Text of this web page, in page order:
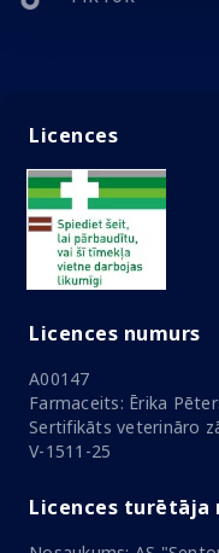
Instagram
TikTok
Licences
Licences numurs